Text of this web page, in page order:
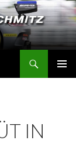
IN